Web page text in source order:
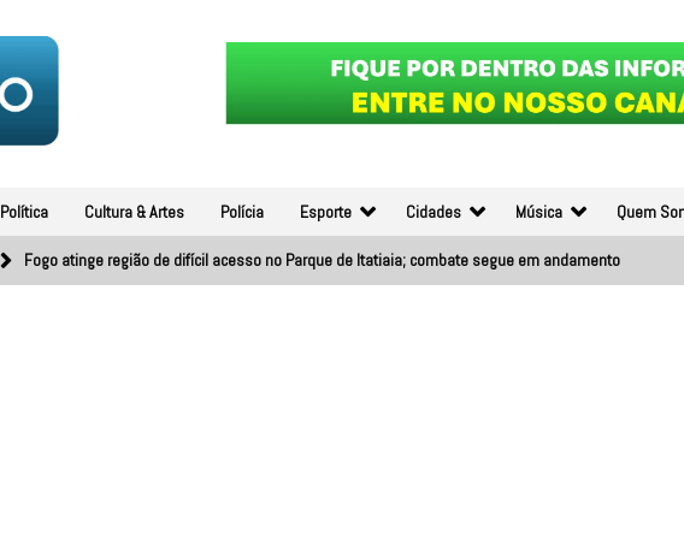
Política Cultura & Artes Polícia Esporte Cidades Música Quem
Fogo atinge região de difícil acesso no Parque de Itatiaia; combate segue em andamento